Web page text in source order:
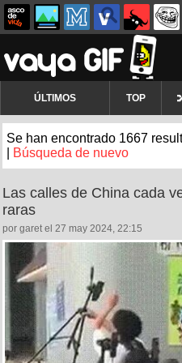
ÚLTIMOS TOP
Se han encontrado 1667
Búsqueda de nuevo
Las calles de China cada
raras
por garet el 27 may 2024, 22:15